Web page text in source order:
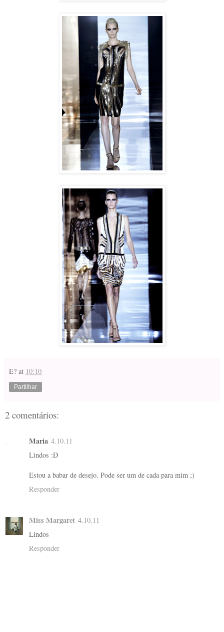
E? at 10:10
Partilhar
2 comentários:
Maria 4.10.11
Lindos :D
Estou a babar de desejo. Pode ser um de cada para mim ;)
Responder
Miss Margaret 4.10.11
Lindos
Responder